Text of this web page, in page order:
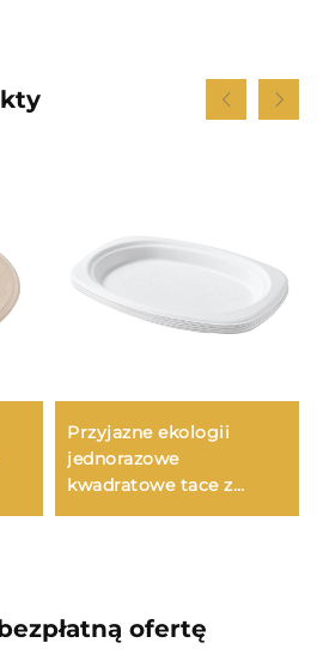
Przyjazne ekologii
jednorazowe
kwadratowe tace z
papieru, pojedyncze
okrągłych/lub owalnych
dla pokarmów takich jak
ofertę